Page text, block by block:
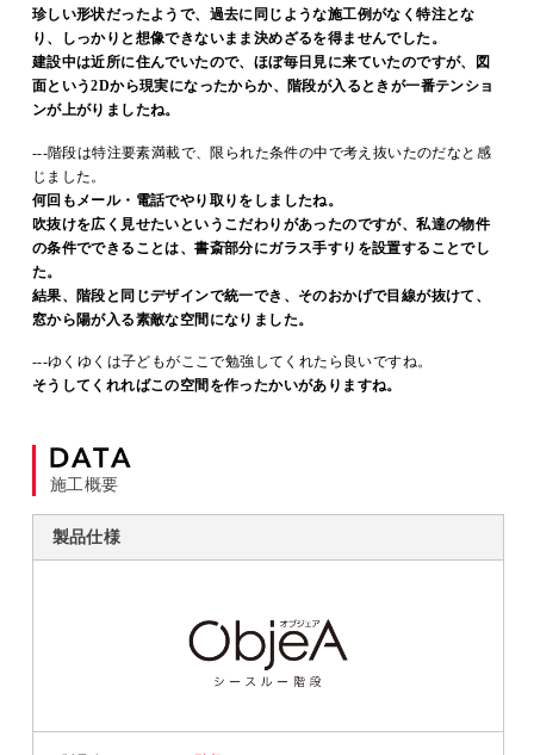
珍しい形状だったようで、過去に同じような施工例がなく特注とな
り、しっかりと想像できないまま決めざるを得ませんでした。
建設中は近所に住んでいたので、ほぼ毎日見に来ていたのですが、図
面という2Dから現実になったからか、階段が入るときが一番テンショ
ンが上がりましたね。
---階段は特注要素満載で、限られた条件の中で考え抜いたのだなと感
じました。
何回もメール・電話でやり取りをしましたね。
吹抜けを広く見せたいというこだわりがあったのですが、私達の物件
の条件でできることは、書斎部分にガラス手すりを設置することでし
た。
結果、階段と同じデザインで統一でき、そのおかげで目線が抜けて、
窓から陽が入る素敵な空間になりました。
---ゆくゆくは子どもがここで勉強してくれたら良いですね。
そうしてくれればこの空間を作ったかいがありますね。
施工概要
製品仕様